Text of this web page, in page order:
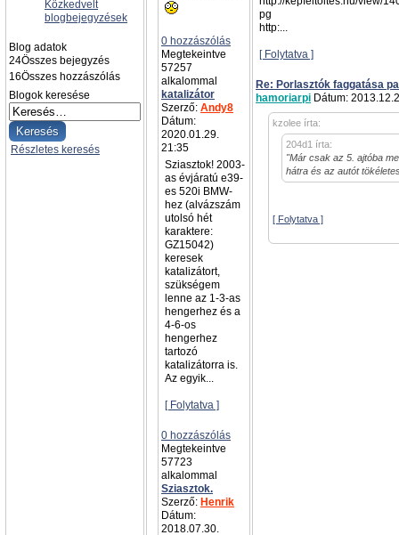
Közkedvelt
blogbejegyzések
Blog adatok
24Összes bejegyzés
16Összes hozzászólás
Blogok keresése
Részletes keresés
0 hozzászólás
Megtekeintve
57257
alkalommal
katalizátor
Szerző: Andy8
Dátum:
2020.01.29.
21:35
Sziasztok! 2003-
as évjáratú e39-
es 520i BMW-
hez (alvázszám
utolsó hét
karaktere:
GZ15042)
keresek
katalizátort,
szükségem
lenne az 1-3-as
hengerhez és a
4-6-os
hengerhez
tartozó
katalizátorra is.
Az egyik...
[ Folytatva ]
0 hozzászólás
Megtekeintve
57723
alkalommal
Sziasztok.
Szerző: Henrik
Dátum:
2018.07.30.
pg
http:...
[ Folytatva ]
Re: Porlasztók faggatása
hamoriarpi Dátum:
kzolee írta:
204d1 írta:
"Már csak az 5. ajtóba
hátra és az autót
[ Folytatva ]